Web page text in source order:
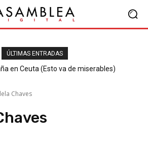
ÚLTIMAS ENTRADAS
en Ceuta (Esto va de miserables)
Chaves